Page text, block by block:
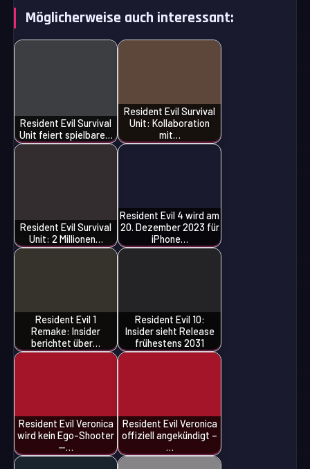
Möglicherweise auch interessant:
Resident Evil Survival
Unit feiert spielbare…
Resident Evil Survival
Unit: Kollaboration
mit…
Resident Evil Survival
Unit: 2 Millionen…
Resident Evil 4 wird am
20. Dezember 2023 für
iPhone…
Resident Evil 1
Remake: Insider
berichtet über…
Resident Evil 10:
Insider sieht Release
frühestens 2031
Resident Evil Veronica
wird kein Ego-Shooter
—…
Resident Evil Veronica
offiziell angekündigt –
…